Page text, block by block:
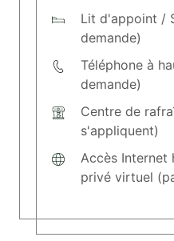
Lit d'appoint /
demande)
Téléphone à
demande)
Centre de
s'appliquent)
Accès Internet
privé virtuel